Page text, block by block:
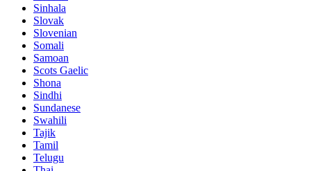
Sinhala
Slovak
Slovenian
Somali
Samoan
Scots Gaelic
Shona
Sindhi
Sundanese
Swahili
Tajik
Tamil
Telugu